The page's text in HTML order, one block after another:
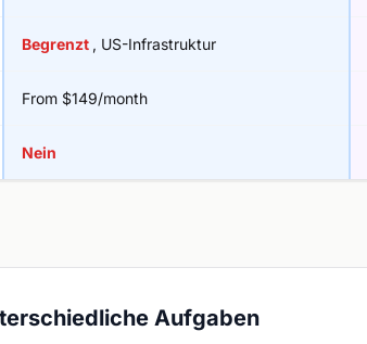
Begrenzt , US-Infrastruktur
From $149/month
Nein
Aufgaben